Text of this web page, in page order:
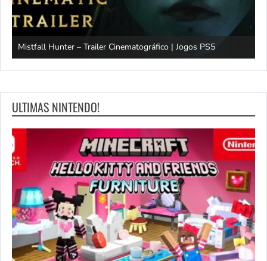
Mistfall Hunter – Trailer Cinematográfico | Jogos PS5
ULTIMAS NINTENDO!